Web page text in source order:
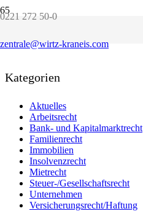
0221 272 50-0
zentrale@wirtz-kraneis.com
Kategorien
Aktuelles
Arbeitsrecht
Bank- und Kapitalmarktrecht
Familienrecht
Immobilien
Insolvenzrecht
Mietrecht
Steuer-/Gesellschaftsrecht
Unternehmen
Versicherungsrecht/Haftung